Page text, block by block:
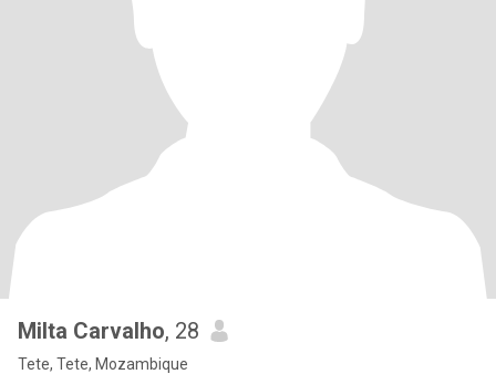
Milta Carvalho, 28
Tete, Tete, Mozambique